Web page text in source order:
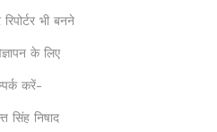
भी बनने
के लिए
करें-
सिंह निषाद